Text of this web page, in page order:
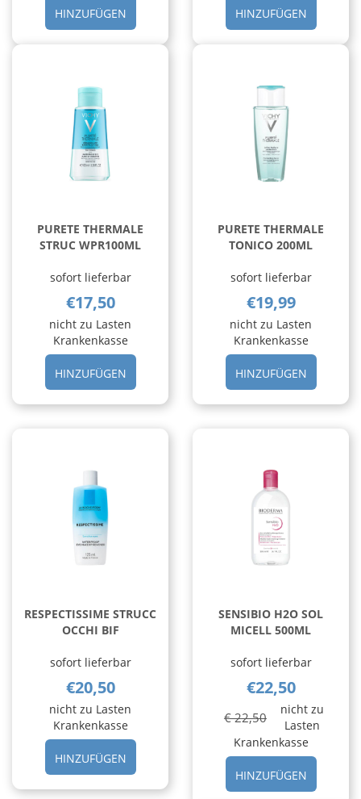
HINZUFÜGENHINZUFÜGEN PURETE
THERMALE
HINZUFÜGEN
PURETE THERMALE
STRUC WPR100ML
sofort lieferbar
€17,50
nicht zu Lasten
Krankenkasse
HINZUFÜGENHINZUFÜGEN PURETE
THERMALE
STRUC
PURETE THERMALE
TONICO 200ML
sofort lieferbar
€19,99
nicht zu Lasten
Krankenkasse
HINZUFÜGEN
TONICO
RESPECTISSIME STRUCC
OCCHI BIF
sofort lieferbar
€20,50
nicht zu Lasten
Krankenkasse
HINZUFÜGENHINZUFÜGEN RESPECTISSIME
STRUCC
OCCHI
SENSIBIO H2O SOL
MICELL 500ML
sofort lieferbar
€22,50
€ 22,50
nicht zu
Lasten
Krankenkasse
HINZUFÜGEN
H2O